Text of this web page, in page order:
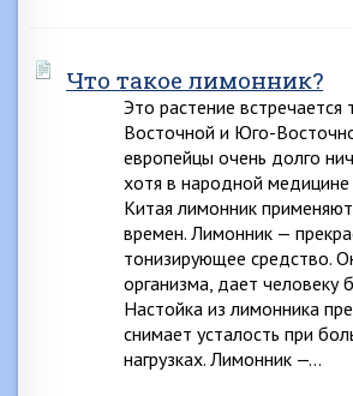
Что такое лимонник?
Это растение встречается
Восточной и Юго-
европейцы очень долго
хотя в народной
Китая лимонник
времен. Лимонник —
тонизирующее средство.
организма, дает человеку
Настойка из лимонника
снимает усталость при
нагрузках. Лимонник —…